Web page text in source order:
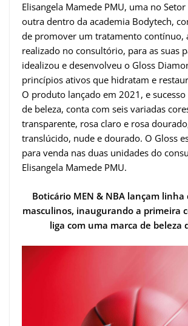
Elisangela Mamede PMU, uma no Setor
outra dentro da academia Bodytech,
de promover um tratamento contínuo,
realizado no consultório, para as suas
idealizou e desenvolveu o Gloss
princípios ativos que hidratam e
O produto lançado em 2021, e
de beleza, conta com seis variadas
transparente, rosa claro e rosa
translúcido, nude e dourado. O Gloss
para venda nas duas unidades do
Elisangela Mamede PMU.
Boticário MEN & NBA lançam
masculinos, inaugurando a primeira
liga com uma marca de beleza